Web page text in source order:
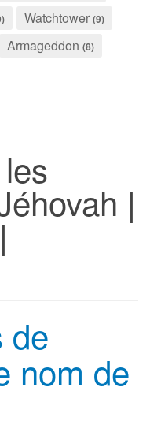
Watchtower (9)
Armageddon (8)
|
de
nom de